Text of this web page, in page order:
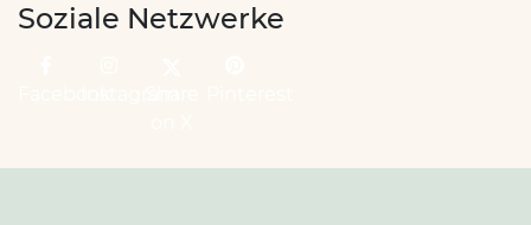
Soziale Netzwerke